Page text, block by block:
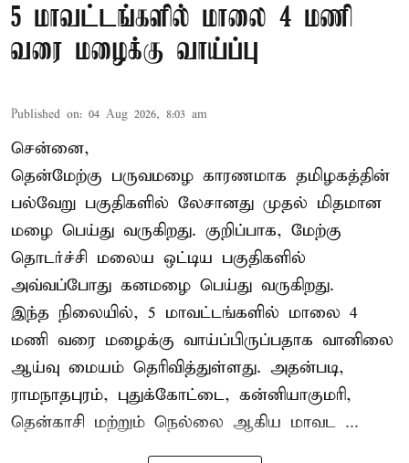
5 மாவட்டங்களில் மாலை 4 மணி
வரை மழைக்கு வாய்ப்பு
Published on: 04 Aug 2026, 8:03 am
சென்னை,
தென்மேற்கு பருவமழை காரணமாக தமிழகத்தின்
பல்வேறு பகுதிகளில் லேசானது முதல் மிதமான
மழை பெய்து வருகிறது. குறிப்பாக, மேற்கு
தொடர்ச்சி மலைய ஒட்டிய பகுதிகளில்
அவ்வப்போது கனமழை பெய்து வருகிறது.
இந்த நிலையில், 5 மாவட்டங்களில் மாலை 4
மணி வரை மழைக்கு வாய்ப்பிருப்பதாக வானிலை
ஆய்வு மையம் தெரிவித்துள்ளது. அதன்படி,
ராமநாதபுரம், புதுக்கோட்டை, கன்னியாகுமரி,
தென்காசி மற்றும் நெல்லை ஆகிய மாவட ...